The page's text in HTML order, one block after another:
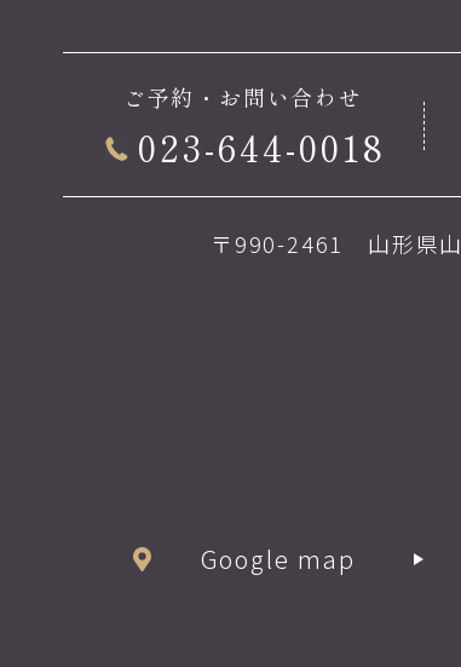
ご予約・お問い合わせ
023-644-0018
〒990-2461 山形県
Google map